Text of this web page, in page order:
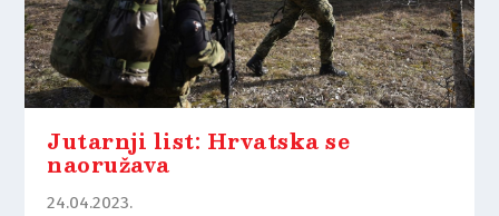
Jutarnji list: Hrvatska se
naoružava
24.04.2023.